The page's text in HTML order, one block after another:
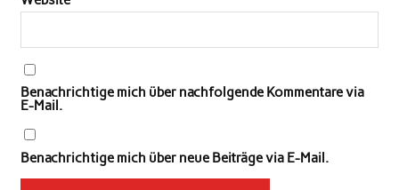
Benachrichtige mich über nachfolgende Kommentare via
E-Mail.
Benachrichtige mich über neue Beiträge via E-Mail.